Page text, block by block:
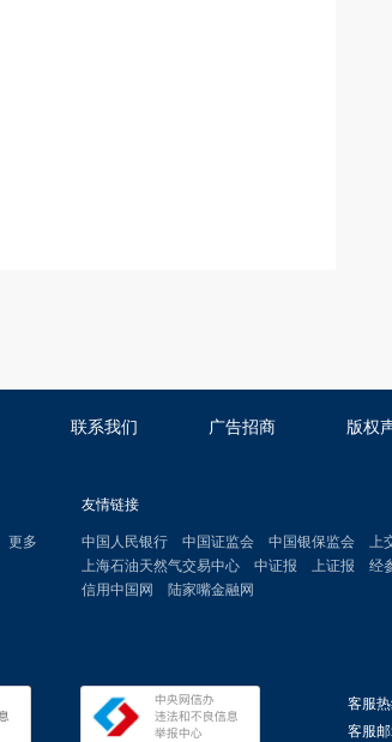
联系我们 广告招商 版权
更多
友情链接
中国人民银行 中国证监会 中国银保监会 上
上海石油天然气交易中心
中证报 上证报 经
信用中国网
陆家嘴金融网
客服热
客服邮